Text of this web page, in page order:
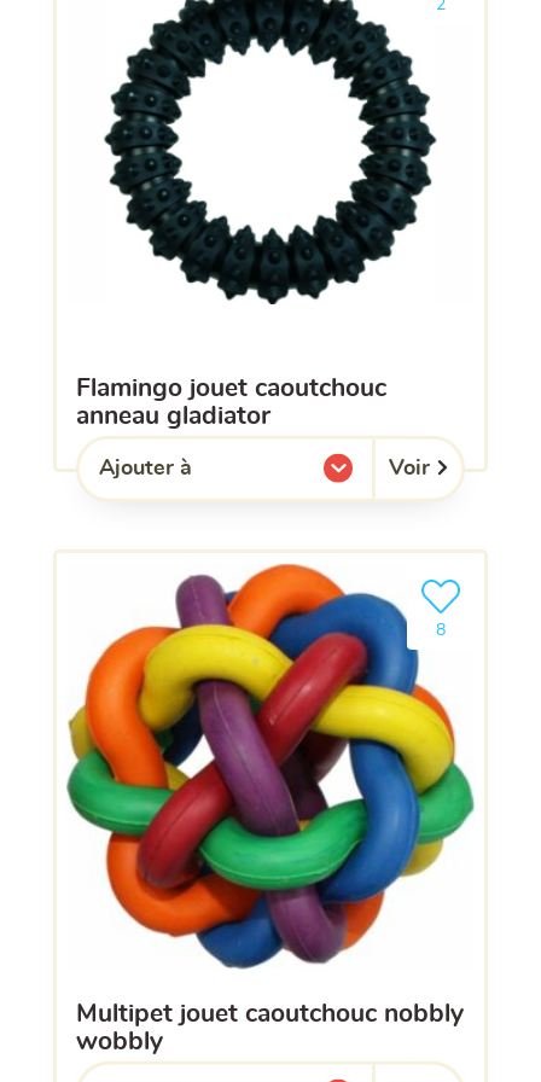
flamingo jouet caoutchouc
anneau gladiator
2
Ajouter à
l'une de mes listes. Voir
multipet jouet caoutchouc nobbly
wobbly
8
Ajouter le